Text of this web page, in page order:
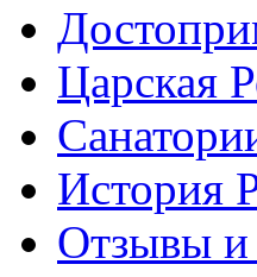
Царская
История
Отзывы и